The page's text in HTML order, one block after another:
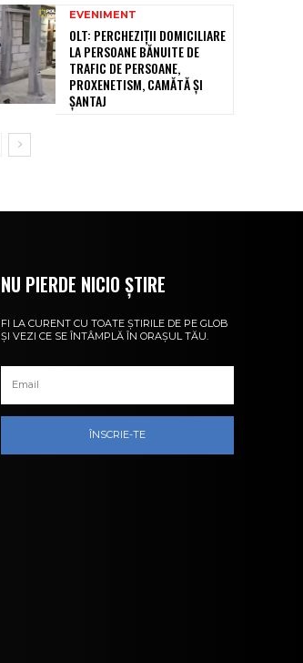
EVENIMENT
OLT: PERCHEZIŢII DOMICILIARE
LA PERSOANE BĂNUITE DE
TRAFIC DE PERSOANE,
PROXENETISM, CAMĂTĂ ŞI
ŞANTAJ
NU PIERDE NICIO ȘTIRE
FI LA CURENT CU TOATE ȘTIRILE DE PE GLOB
ȘI VEZI CE SE ÎNTÂMPLĂ ÎN ORAȘUL TĂU.
ÎNSCRIE-TE